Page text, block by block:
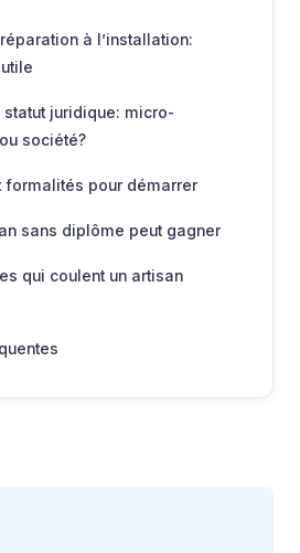
à l’installation:
statut juridique: micro-
société?
formalités pour démarrer
sans diplôme peut gagner
qui coulent un artisan